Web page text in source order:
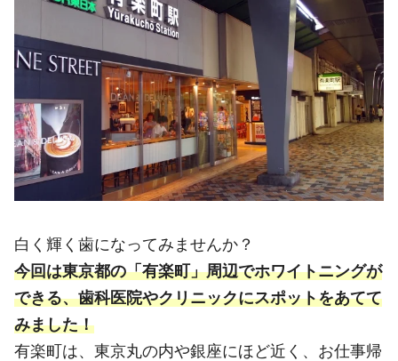
白く輝く歯になってみませんか？
今回は東京都の「有楽町」周辺でホワイトニングが
できる、歯科医院やクリニックにスポットをあてて
みました！
有楽町は、東京丸の内や銀座にほど近く、お仕事帰